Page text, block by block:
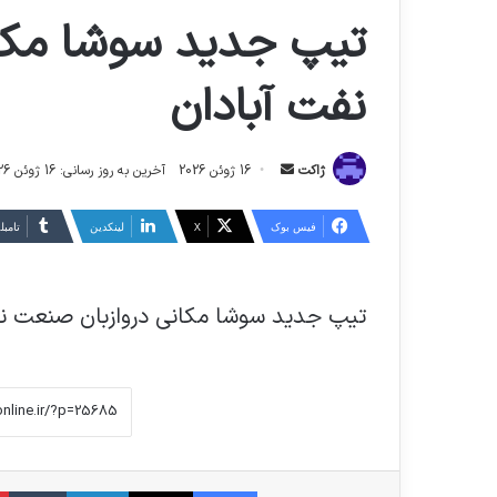
تیپ جدید سوشا
نفت آبادان
ژاکت
ارسال 16 ژوئن 2026 آخرین به روز رسانی: 16 ژوئن 2026
فیس بوک X لینکدین
تیپ جدید سوشا مکانی دروازبان صنعت
فیس بوک X لینکدین